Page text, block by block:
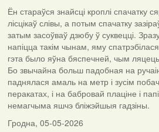
Ён стараўся знайсці кроплі спачатку
лісцікаў слівы, а потым спачатку
затым засоўваў дзюбу ў суквецці.
напіцца такім чынам, яму
гэта было яўна бяспечней, чым
Бо звычайна больш падобная на
паднялася амаль на метр і зусім
перакатах, і на бабровай плаціне і
немагчыма яшчэ бліжэйшыя гадзіны.
Гродна, 05-05-2026